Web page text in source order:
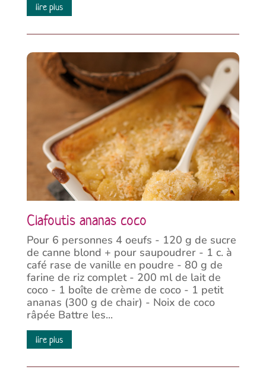
lire plus
Clafoutis ananas coco
Pour 6 personnes 4 oeufs - 120 g de sucre
de canne blond + pour saupoudrer - 1 c. à
café rase de vanille en poudre - 80 g de
farine de riz complet - 200 ml de lait de
coco - 1 boîte de crème de coco - 1 petit
ananas (300 g de chair) - Noix de coco
râpée Battre les...
lire plus